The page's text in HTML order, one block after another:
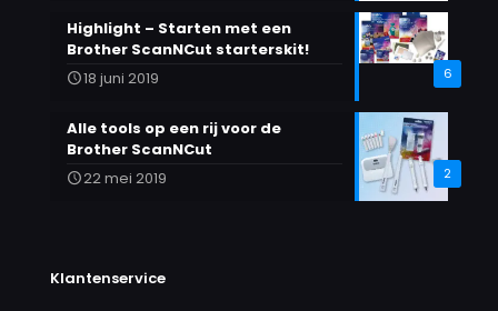
6
Highlight – Starten met een
Brother ScanNCut starterskit!
18 juni 2019
2
Alle tools op een rij voor de
Brother ScanNCut
22 mei 2019
Klantenservice